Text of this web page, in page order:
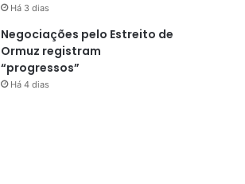
Há 3 dias
Negociações pelo Estreito de
Ormuz registram
“progressos”
Há 4 dias